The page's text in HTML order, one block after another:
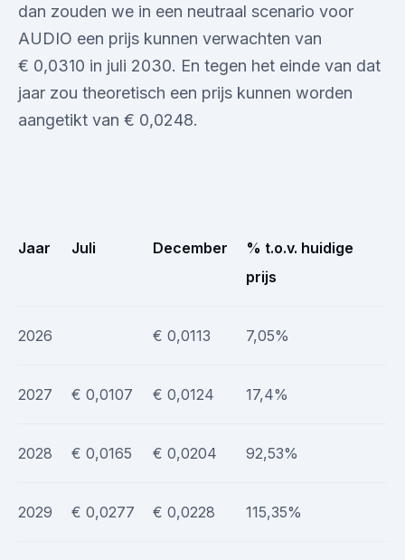
dan zouden we in een neutraal scenario voor
AUDIO een prijs kunnen verwachten van
€ 0,0310 in juli 2030. En tegen het einde van dat
jaar zou theoretisch een prijs kunnen worden
aangetikt van € 0,0248.
Jaar Juli December
% t.o.v. huidige
prijs
2026 € 0,0113 7,05%
2027 € 0,0107 € 0,0124 17,4%
2028 € 0,0165 € 0,0204 92,53%
2029 € 0,0277 € 0,0228 115,35%